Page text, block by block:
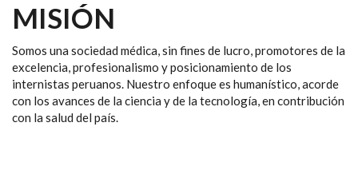
MISIÓN
Somos una sociedad médica, sin fines de lucro, promotores de la
excelencia, profesionalismo y posicionamiento de los
internistas peruanos. Nuestro enfoque es humanístico, acorde
con los avances de la ciencia y de la tecnología, en contribución
con la salud del país.